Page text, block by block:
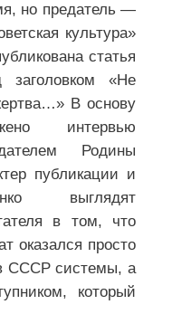
но предатель —
культура»
статья
заголовком «Не
В основу
интервью
Родины
публикации и
выглядят
в том, что
оказался просто
СССР системы, а
который